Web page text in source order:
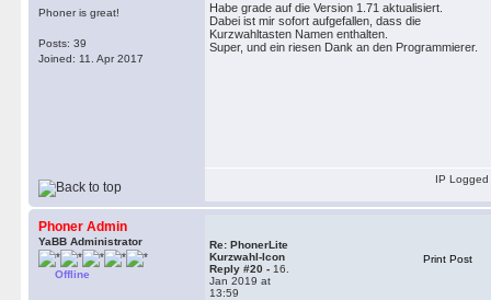
Phoner is great!
Posts: 39
Joined: 11. Apr 2017
Habe grade auf die Version 1.71 aktualisiert.
Dabei ist mir sofort aufgefallen, dass die
Kurzwahltasten Namen enthalten.
Super, und ein riesen Dank an den Programmierer.
IP Logged
Phoner Admin
YaBB Administrator
Offline
Re: PhonerLite
Kurzwahl-Icon
Reply #20 - 16.
Jan 2019 at
13:59
Print Post